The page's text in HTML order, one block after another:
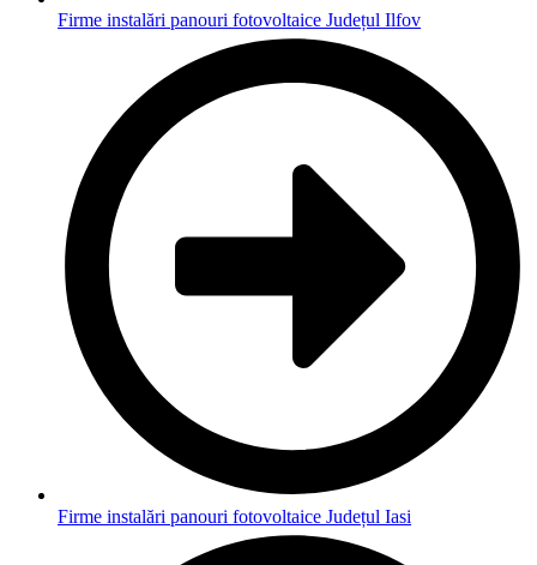
Firme instalări panouri fotovoltaice Județul Ilfov
Firme instalări panouri fotovoltaice Județul Iasi